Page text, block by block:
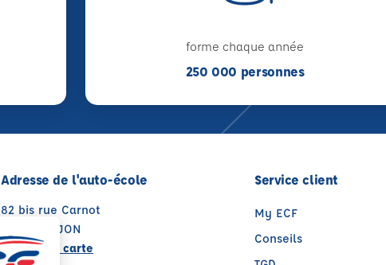
forme chaque année
250 000 personnes
Adresse de l'auto-école
82 bis rue Carnot
17600 SAUJON
Voir sur la carte
Service client
My ECF
Conseils